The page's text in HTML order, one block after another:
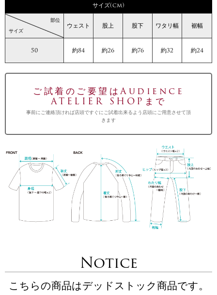
サイズ(cm)
サイズ
部位
ウェスト 股上 股下 ワタリ幅 裾幅
50 約84 約26 約76 約32 約24
ご試着のご要望はAudience
ATELIER SHOPまで
事前にご連絡頂ければ店頭ですぐにご試着出来るよう店頭にご用意させて頂
きます
Notice
こちらの商品はデッドストック商品です。